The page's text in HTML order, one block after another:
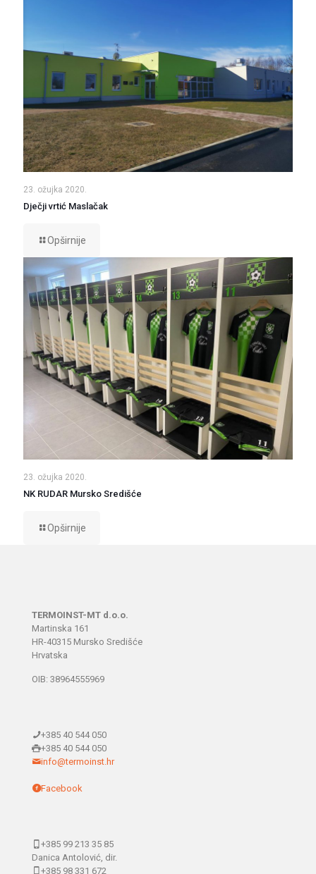
23. ožujka 2020.
Dječji vrtić Maslačak
Opširnije
23. ožujka 2020.
NK RUDAR Mursko Središće
Opširnije
TERMOINST-MT d.o.o.
Martinska 161
HR-40315 Mursko Središće
Hrvatska
OIB: 38964555969
+385 40 544 050
+385 40 544 050
info@termoinst.hr
Facebook
+385 99 213 35 85
Danica Antolović, dir.
+385 98 331 672